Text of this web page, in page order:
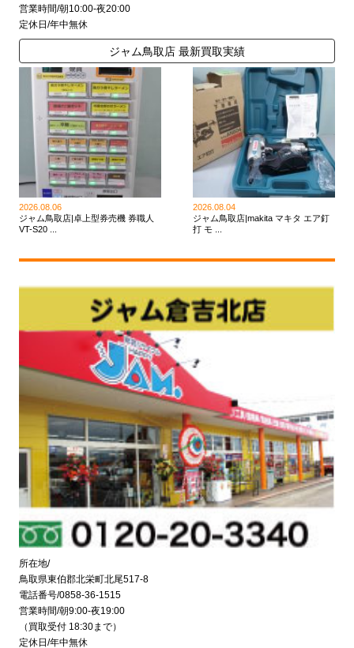
営業時間/朝10:00-夜20:00
定休日/年中無休
ジャム鳥取店 最新買取実績
2026.08.06
ジャム鳥取店|卓上型券売機 券職人
VT-S20 ...
2026.08.04
ジャム鳥取店|makita マキタ エア釘
打 モ ...
所在地/
鳥取県東伯郡北栄町北尾517-8
電話番号/0858-36-1515
営業時間/朝9:00-夜19:00
（買取受付 18:30まで）
定休日/年中無休